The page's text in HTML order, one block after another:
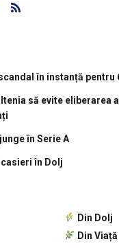
în instanță pentru
să evite eliberarea
în Serie A
în Dolj
Din Dolj
Din Viață